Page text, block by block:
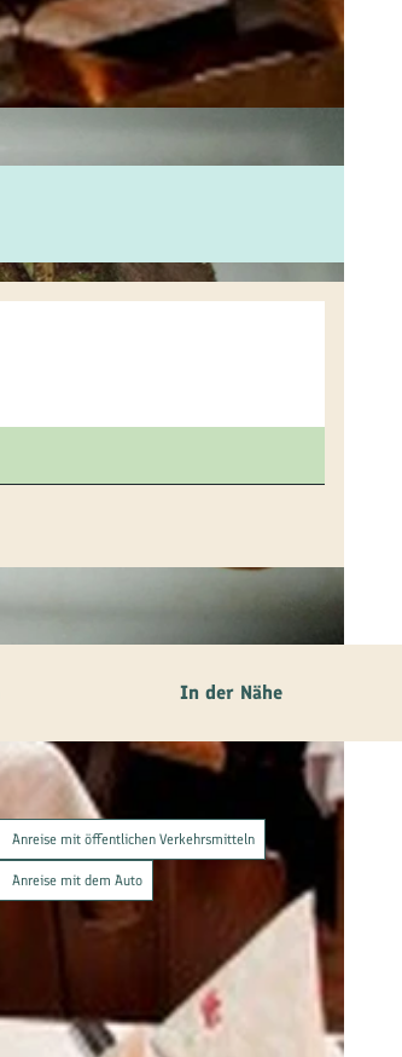
In der Nähe
Anreise mit öffentlichen Verkehrsmitteln
Anreise mit dem Auto